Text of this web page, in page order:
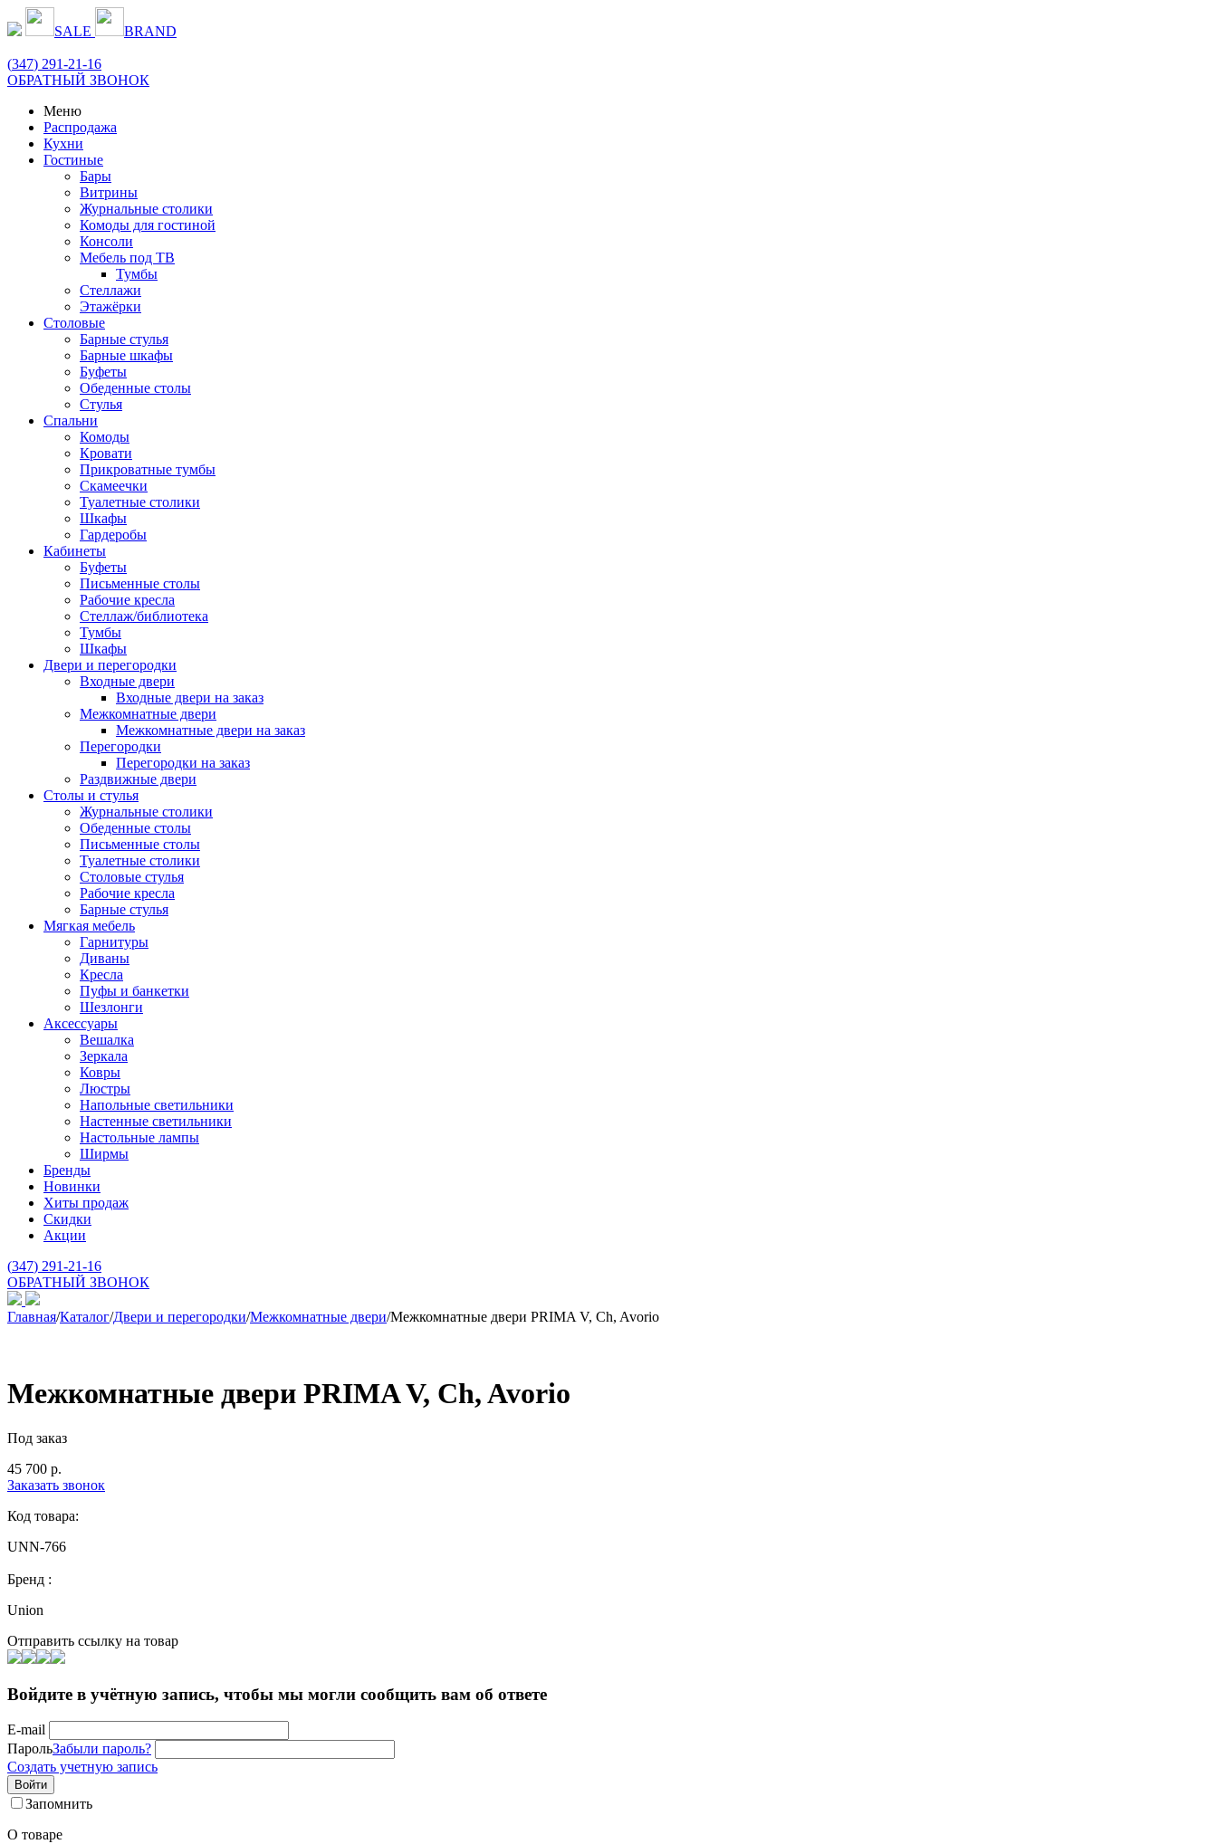
SALE BRAND
(347) 291-21-16
ОБРАТНЫЙ ЗВОНОК
Меню
Распродажа
Кухни
Гостиные
Бары
Витрины
Журнальные столики
Комоды для гостиной
Консоли
Мебель под ТВ
Тумбы
Стеллажи
Этажёрки
Столовые
Барные стулья
Барные шкафы
Буфеты
Обеденные столы
Стулья
Спальни
Комоды
Кровати
Прикроватные тумбы
Скамеечки
Туалетные столики
Шкафы
Гардеробы
Кабинеты
Буфеты
Письменные столы
Рабочие кресла
Стеллаж/библиотека
Тумбы
Шкафы
Двери и перегородки
Входные двери
Входные двери на заказ
Межкомнатные двери
Межкомнатные двери на заказ
Перегородки
Перегородки на заказ
Раздвижные двери
Столы и стулья
Журнальные столики
Обеденные столы
Письменные столы
Туалетные столики
Столовые стулья
Рабочие кресла
Барные стулья
Мягкая мебель
Гарнитуры
Диваны
Кресла
Пуфы и банкетки
Шезлонги
Аксессуары
Вешалка
Зеркала
Ковры
Люстры
Напольные светильники
Настенные светильники
Настольные лампы
Ширмы
Бренды
Новинки
Хиты продаж
Скидки
Акции
(347) 291-21-16
ОБРАТНЫЙ ЗВОНОК
Главная/Каталог/Двери и перегородки/Межкомнатные двери/Межкомнатные двери PRIMA V, Ch, Avorio
Межкомнатные двери PRIMA V, Ch, Avorio
Под заказ
45 700 р.
Заказать звонок
Код товара:
UNN-766
Бренд :
Union
Отправить ссылку на товар
Войдите в учётную запись, чтобы мы могли сообщить вам об ответе
E-mail
ПарольЗабыли пароль?
Создать учетную запись
Войти
Запомнить
О товаре